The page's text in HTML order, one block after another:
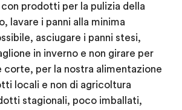
prodotti per la pulizia della
lavare i panni alla minima
asciugare i panni stesi,
in inverno e non girare per
corte, per la nostra alimentazione
locali e non di agricoltura
stagionali, poco imballati,